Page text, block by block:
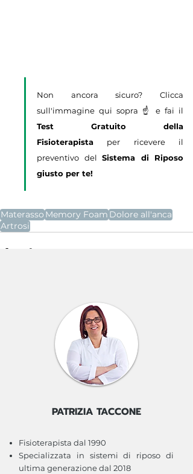
Non ancora sicuro? Clicca
Test Gratuito della
Fisioterapista per ricevere il
preventivo del Sistema di Riposo
giusto per te!
Materasso Memory Foam Dolore all'anca
Artrosi
Scrivi un commento...
PATRIZIA TACCONE
Fisioterapista dal 1990
Specializzata in sistemi di riposo di
ultima generazione dal 2018